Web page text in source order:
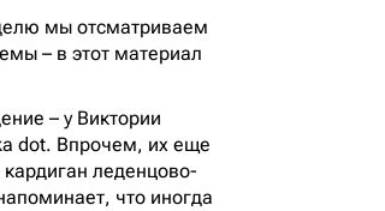
мы отсматриваем
– в этот материал
– у Виктории
dot. Впрочем, их еще
леденцово-
что иногда